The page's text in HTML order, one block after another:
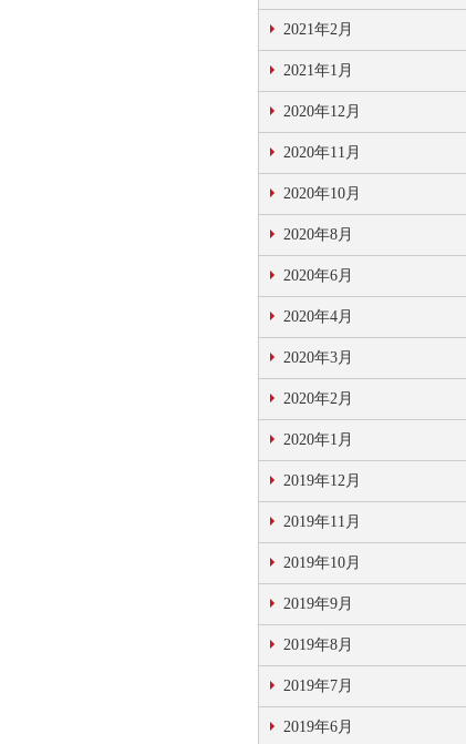
2021年2月
2021年1月
2020年12月
2020年11月
2020年10月
2020年8月
2020年6月
2020年4月
2020年3月
2020年2月
2020年1月
2019年12月
2019年11月
2019年10月
2019年9月
2019年8月
2019年7月
2019年6月